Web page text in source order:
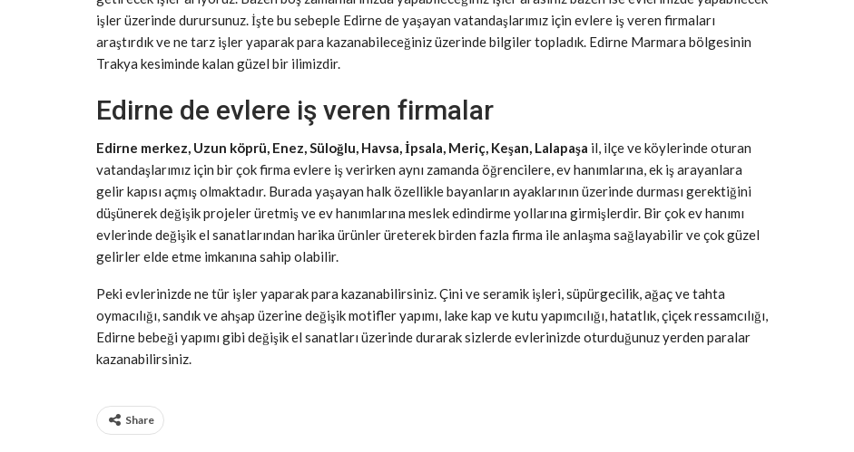
işler üzerinde durursunuz. İşte bu sebeple Edirne de yaşayan vatandaşlarımız için evlere iş veren firmaları
araştırdık ve ne tarz işler yaparak para kazanabileceğiniz üzerinde bilgiler topladık. Edirne Marmara bölgesinin
Trakya kesiminde kalan güzel bir ilimizdir.
Edirne de evlere iş veren firmalar
Edirne merkez, Uzun köprü, Enez, Süloğlu, Havsa, İpsala, Meriç, Keşan, Lalapaşa il, ilçe ve köylerinde oturan
vatandaşlarımız için bir çok firma evlere iş verirken aynı zamanda öğrencilere, ev hanımlarına, ek iş arayanlara
gelir kapısı açmış olmaktadır. Burada yaşayan halk özellikle bayanların ayaklarının üzerinde durması gerektiğini
düşünerek değişik projeler üretmiş ve ev hanımlarına meslek edindirme yollarına girmişlerdir. Bir çok ev hanımı
evlerinde değişik el sanatlarından harika ürünler üreterek birden fazla firma ile anlaşma sağlayabilir ve çok güzel
gelirler elde etme imkanına sahip olabilir.
Peki evlerinizde ne tür işler yaparak para kazanabilirsiniz. Çini ve seramik işleri, süpürgecilik, ağaç ve tahta
oymacılığı, sandık ve ahşap üzerine değişik motifler yapımı, lake kap ve kutu yapımcılığı, hatatlık, çiçek ressamcılığı,
Edirne bebeği yapımı gibi değişik el sanatları üzerinde durarak sizlerde evlerinizde oturduğunuz yerden paralar
kazanabilirsiniz.
Share